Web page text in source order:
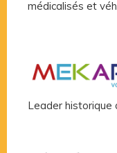
médicalisés et
Leader historique